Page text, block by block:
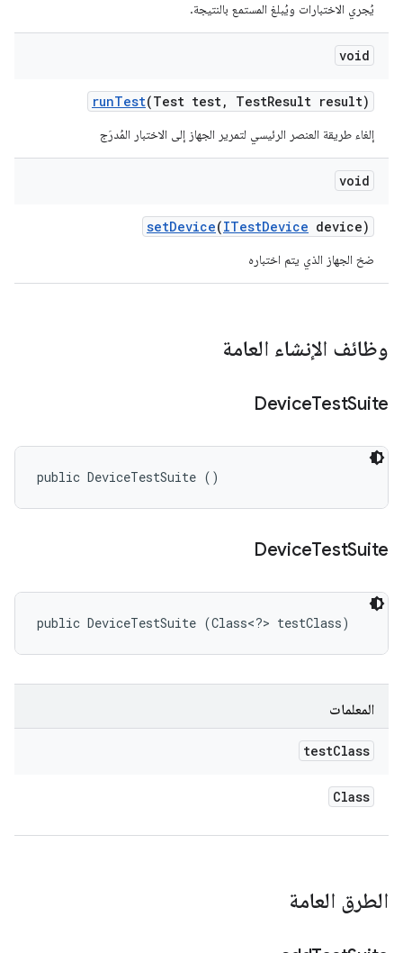
يُجري الاختبارات ويُبلغ المستمع بالنتيجة.
void
runTest(Test test, TestResult result)
إلغاء طريقة العنصر الرئيسي لتمرير الجهاز إلى الاختبار المُدرَج
void
setDevice(ITestDevice device)
ضخ الجهاز الذي يتم اختباره
وظائف الإنشاء العامة
DeviceTestSuite
public DeviceTestSuite ()
DeviceTestSuite
public DeviceTestSuite (Class<?> testClass)
المعلمات
testClass
Class
الطرق العامة